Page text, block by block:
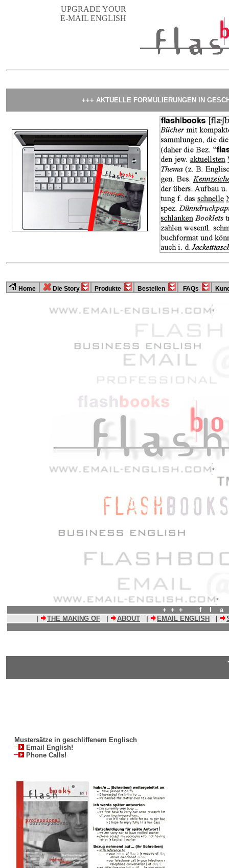
UPGRADE YOUR
E-MAIL ENGLISH
+++ AKTUELLE FORMULIERUNGEN IN
Home Die Story Produkte Bestellen FAQs
+ + + f l a
THE MAKING OF ABOUT EMAIL ENGLISH
Mustersätze in geschliffenem Englisch
Email English!
Phone Calls!